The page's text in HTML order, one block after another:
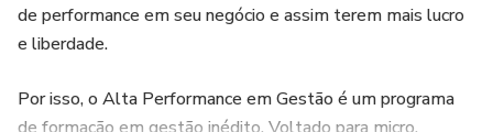
de performance em seu negócio e assim terem mais lucro
e liberdade.
Por isso, o Alta Performance em Gestão é um programa